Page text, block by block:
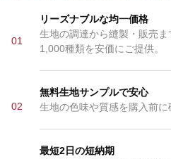
01
リーズナブルな均一価格
生地の調達から縫製・販売
1,000種類を安価にご提供。
02
無料生地サンプルで安心
生地の色味や質感を購入前に
最短2日の短納期